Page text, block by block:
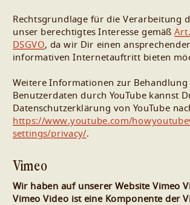
Rechtsgrundlage für die Verarbeitung
unser berechtigtes Interesse gemäß
DSGVO, da wir Dir einen
informativen Internetauftritt bieten
Weitere Informationen zur Behandlung
Benutzerdaten durch YouTube kannst
Datenschutzerklärung von YouTube
https://www.youtube.com/
settings/privacy/.
Vimeo
​Wir haben auf unserer Website Vimeo
Vimeo Video ist eine Komponente der